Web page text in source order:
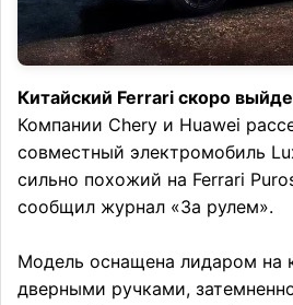
Китайский Ferrari скоро
Компании Chery и Huawei
совместный электромобиль
сильно похожий на Ferrari
сообщил журнал «За рулем».
Модель оснащена лидаром
дверными ручками,